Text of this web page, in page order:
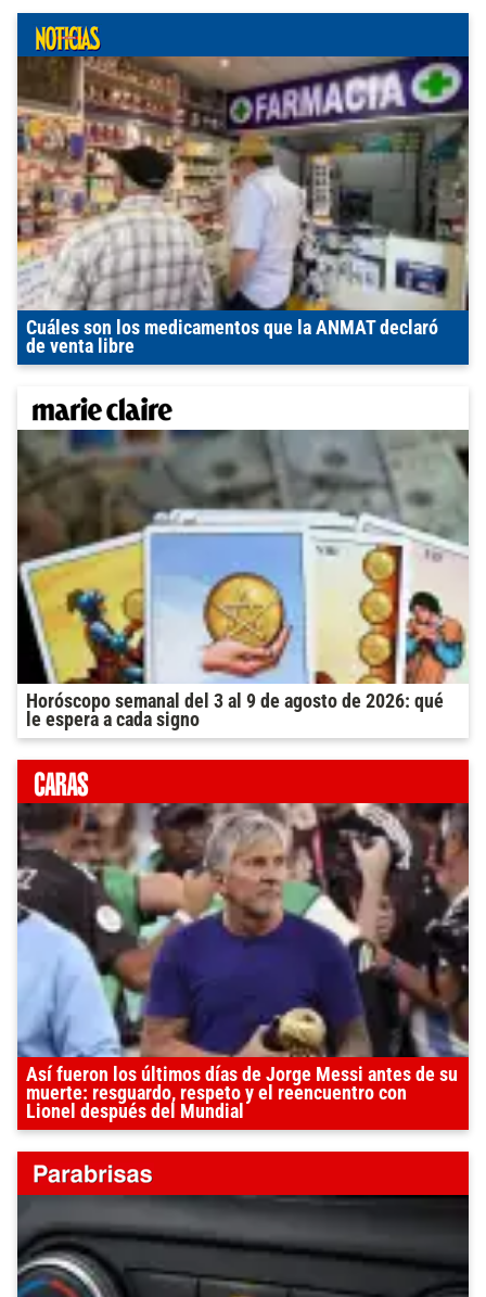
Cuáles son los medicamentos que la ANMAT declaró
de venta libre
Horóscopo semanal del 3 al 9 de agosto de 2026: qué
le espera a cada signo
Así fueron los últimos días de Jorge Messi antes de su
muerte: resguardo, respeto y el reencuentro con
Lionel después del Mundial